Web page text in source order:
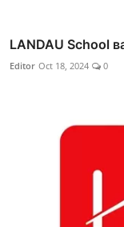
LANDAU School
Editor Oct 18, 2024 0